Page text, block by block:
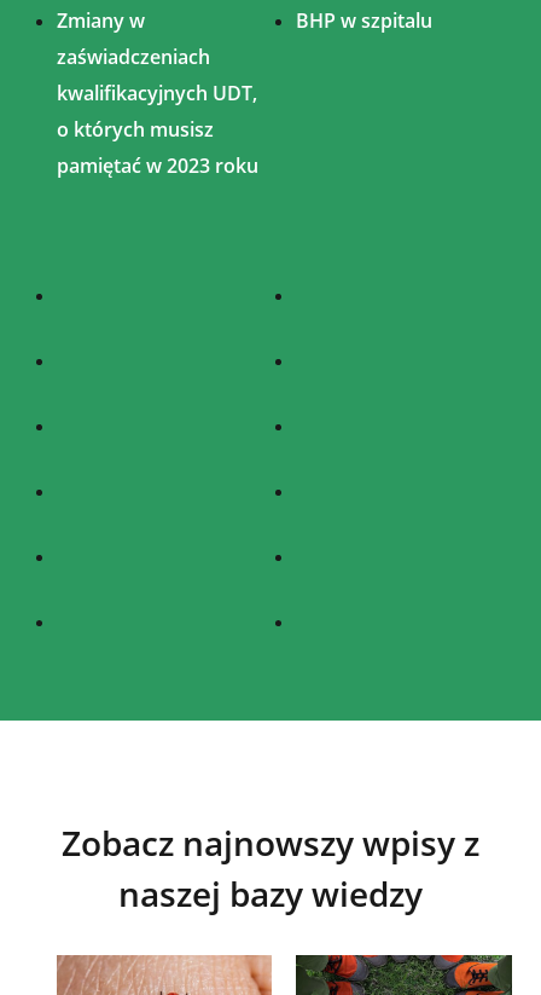
Zmiany w
zaświadczeniach
kwalifikacyjnych UDT,
o których musisz
pamiętać w 2023 roku
BHP w szpitalu
Zobacz najnowszy wpisy z
naszej bazy wiedzy